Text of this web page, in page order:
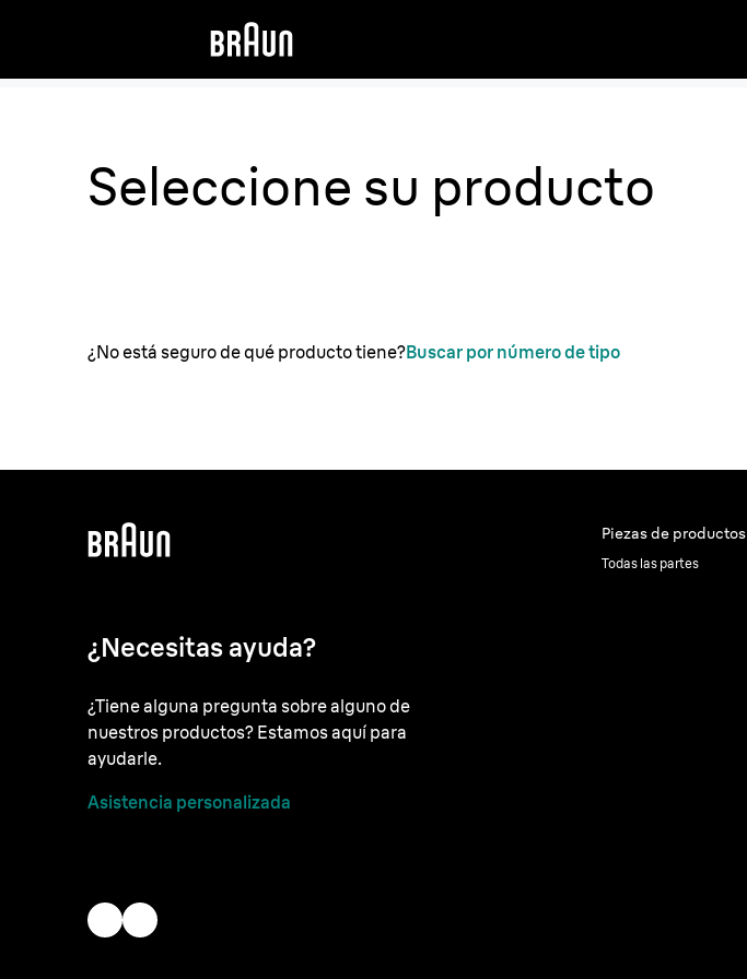
Seleccione su producto
¿No está seguro de qué producto tiene?Buscar por número de tipo
¿Necesitas ayuda?
¿Tiene alguna pregunta sobre alguno de
nuestros productos? Estamos aquí para
ayudarle.
Asistencia personalizada
Piezas de productos
Todas las partes